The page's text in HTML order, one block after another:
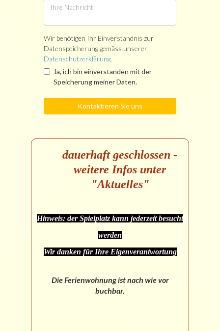
dauerhaft geschlossen -
weitere Infos unter
"Aktuelles"
Hinweis: der Spielplatz kann jederzeit besucht
werden
Wir danken für Ihre Eigenverantwortung
Die Ferienwohnung ist nach wie vor
buchbar.